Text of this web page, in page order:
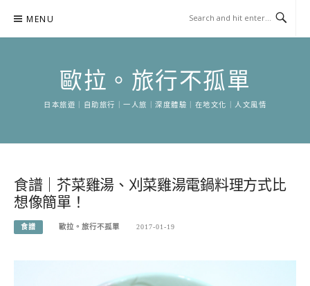
content
MENU
歐拉。旅行不孤單
日本旅遊｜自助旅行｜一人旅｜深度體驗｜在地文化｜人文風情
食譜｜芥菜雞湯、刈菜雞湯電鍋料理方式比
想像簡單！
食譜 歐拉。旅行不孤單 2017-01-19